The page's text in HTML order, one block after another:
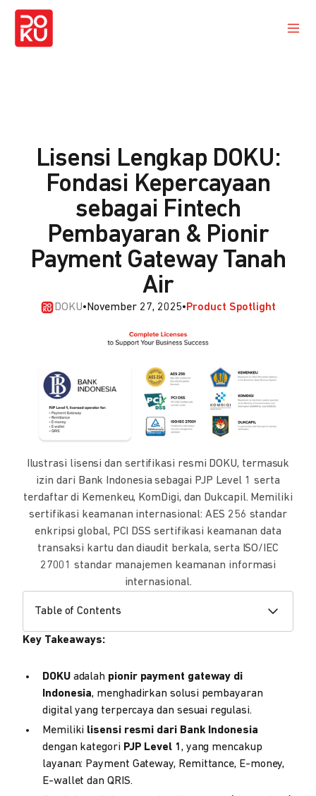
Lisensi Lengkap DOKU:
Fondasi Kepercayaan
sebagai Fintech
Pembayaran & Pionir
Payment Gateway Tanah
Air
DOKU• November 27, 2025•Product Spotlight
Ilustrasi lisensi dan sertifikasi resmi DOKU, termasuk
izin dari Bank Indonesia sebagai PJP Level 1 serta
terdaftar di Kemenkeu, KomDigi, dan Dukcapil. Memiliki
sertifikasi keamanan internasional: AES 256 standar
enkripsi global, PCI DSS sertifikasi keamanan data
transaksi kartu dan diaudit berkala, serta ISO/IEC
27001 standar manajemen keamanan informasi
internasional.
Table of Contents
Key Takeaways:
DOKUadalah pionir payment gateway di
Indonesia, menghadirkan solusi pembayaran
digital yang terpercaya dan sesuai regulasi.
Memiliki lisensi resmi dari Bank Indonesia
dengan kategori PJP Level 1 , yang mencakup
layanan: Payment Gateway, Remittance, E-money,
E-wallet dan QRIS.